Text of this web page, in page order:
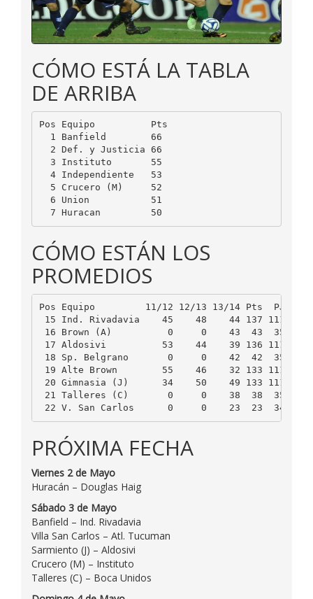
CÓMO ESTÁ LA TABLA
DE ARRIBA
Pos Equipo          Pts
  1 Banfield        66
  2 Def. y Justicia 66
  3 Instituto       55
  4 Independiente   53
  5 Crucero (M)     52
  6 Union           51
  7 Huracan         50
CÓMO ESTÁN LOS
PROMEDIOS
Pos Equipo         11/12 12/13 13/14 Pts  PJ
15 Ind. Rivadavia    45    48    44 137 111
16 Brown (A)          0     0    43  43  35
17 Aldosivi          53    44    39 136 111
18 Sp. Belgrano       0     0    42  42  35
19 Alte Brown        55    46    32 133 111
20 Gimnasia (J)      34    50    49 133 111
21 Talleres (C)       0     0    38  38  35
22 V. San Carlos      0     0    23  23  34
PRÓXIMA FECHA
Viernes 2 de Mayo
Huracán – Douglas Haig
Sábado 3 de Mayo
Banfield – Ind. Rivadavia
Villa San Carlos – Atl. Tucuman
Sarmiento (J) – Aldosivi
Crucero (M) – Instituto
Talleres (C) – Boca Unidos